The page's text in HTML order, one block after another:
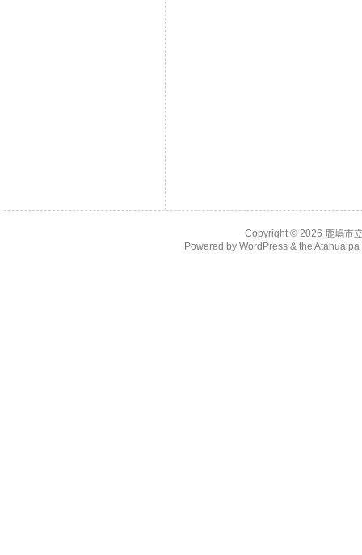
Copyright © 2026 鹿嶋市
Powered by WordPress& the Atahualpa